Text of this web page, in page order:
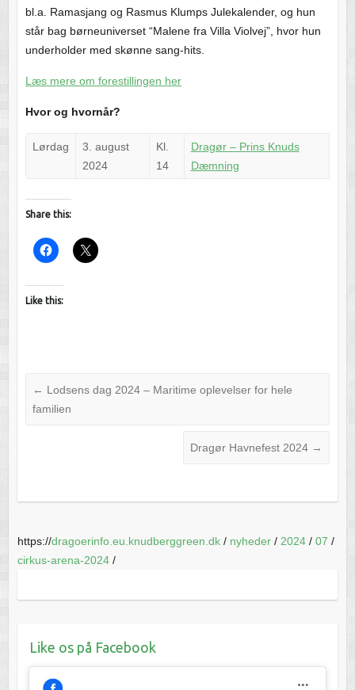
bl.a. Ramasjang og Rasmus Klumps Julekalender, og hun
står bag børneuniverset “Malene fra Villa Violvej”, hvor hun
underholder med skønne sang-hits.
Læs mere om forestillingen her
Hvor og hvornår?
Lørdag
3. august
2024
Kl.
14
Dragør – Prins Knuds
Dæmning
Share this:
Like this:
← Lodsens dag 2024 – Maritime oplevelser for hele
familien
Dragør Havnefest 2024 →
https://dragoerinfo.eu.knudberggreen.dk/ nyheder/ 2024/ 07 /
cirkus-arena-2024/
Like os på Facebook